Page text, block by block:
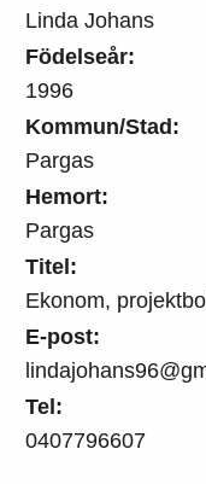
Linda Johans
Födelseår:
1996
Kommun/Stad:
Pargas
Hemort:
Pargas
Titel:
Ekonom,
E-post:
Tel:
0407796607